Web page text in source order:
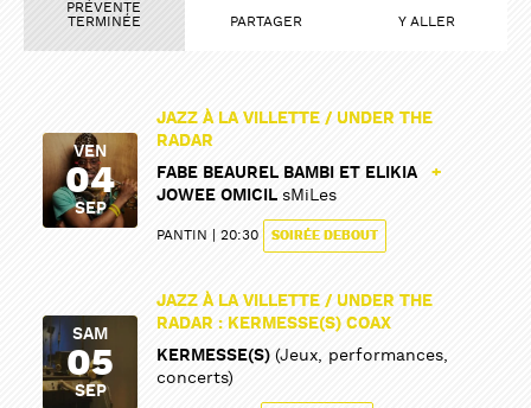
PRÉVENTE
TERMINÉE PARTAGER Y ALLER
VEN
04
SEP
JAZZ À LA VILLETTE / UNDER THE
RADAR
FABE BEAUREL BAMBI ET ELIKIA
+
JOWEE OMICIL sMiLes
PANTIN 20:30 SOIRÉE DEBOUT
SAM
05
SEP
JAZZ À LA VILLETTE / UNDER THE
RADAR : KERMESSE(S) COAX
KERMESSE(S) (Jeux, performances,
concerts)